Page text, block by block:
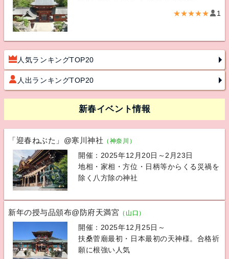
★★★★★ 1
人気ランキングTOP20
人出ランキングTOP20
新春イベント情報
「迎春ねぶた」@寒川神社 （神奈川）
開催：2025年12月20日～2月23日
地相・家相・方位・日柄等からくる災禍を
除く八方除の神社
新年の授与品頒布@防府天満宮 （山口）
開催：2025年12月25日～
扶桑菅廟最初・日本最初の天神様。合格祈
願に根強い人気